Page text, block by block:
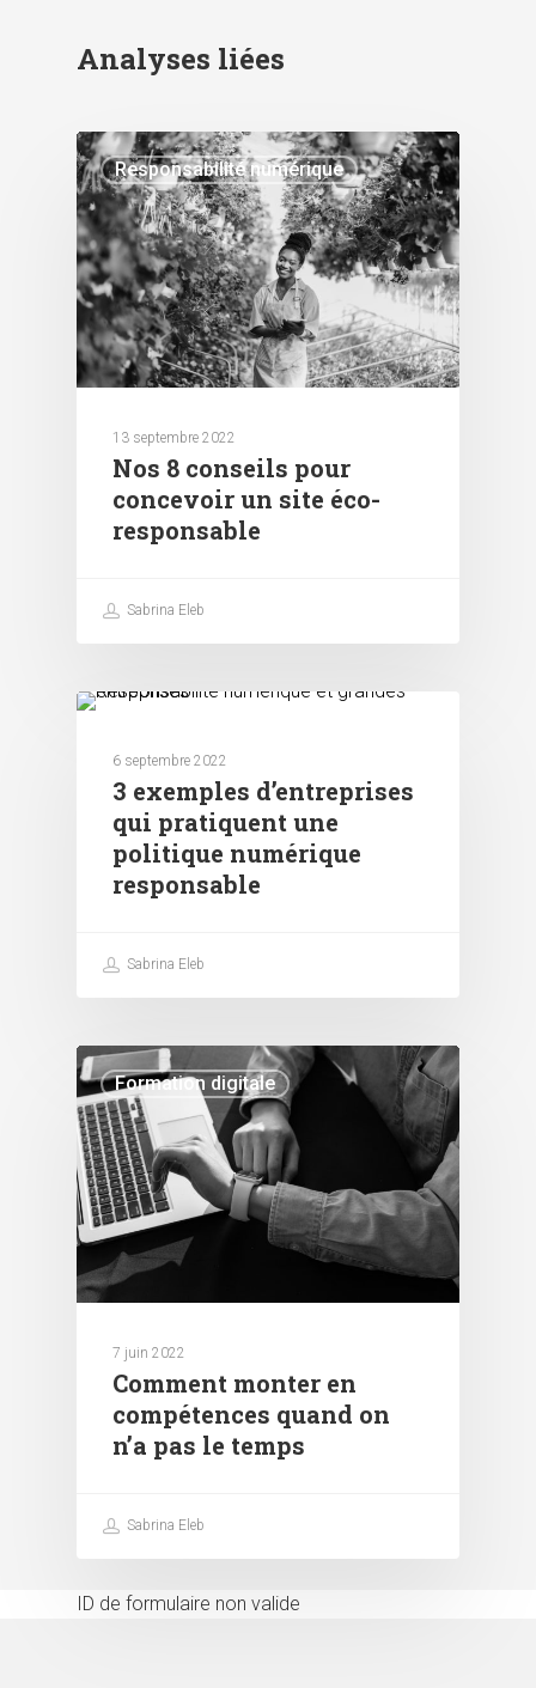
Analyses liées
Responsabilité numérique
13 septembre 2022
Nos 8 conseils pour
concevoir un site éco-
responsable
Sabrina Eleb
6 septembre 2022
3 exemples d’entreprises
qui pratiquent une
politique numérique
responsable
Sabrina Eleb
Formation digitale
7 juin 2022
Comment monter en
compétences quand on
n’a pas le temps
Sabrina Eleb
ID de formulaire non valide